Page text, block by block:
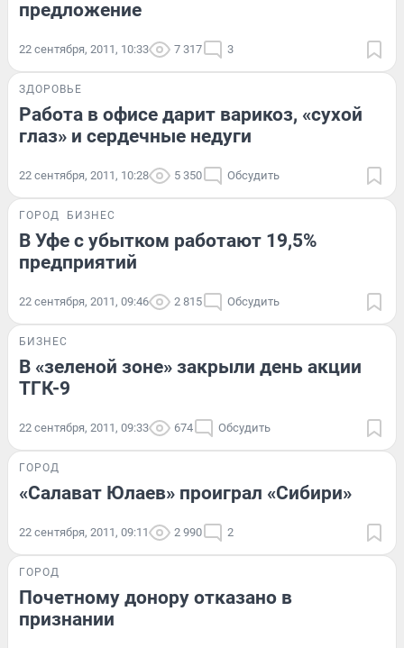
предложение
22 сентября, 2011, 10:33 7 317 3
ЗДОРОВЬЕ
Работа в офисе дарит варикоз, «сухой
глаз» и сердечные недуги
22 сентября, 2011, 10:28 5 350 Обсудить
ГОРОД БИЗНЕС
В Уфе с убытком работают 19,5%
предприятий
22 сентября, 2011, 09:46 2 815 Обсудить
БИЗНЕС
В «зеленой зоне» закрыли день акции
ТГК-9
22 сентября, 2011, 09:33 674 Обсудить
ГОРОД
«Салават Юлаев» проиграл «Сибири»
22 сентября, 2011, 09:11 2 990 2
ГОРОД
Почетному донору отказано в
признании